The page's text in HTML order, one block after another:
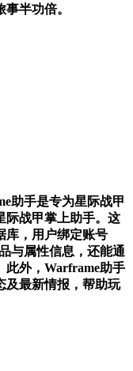
半功倍。
助手是专为星际战甲
际战甲掌上助手。这
库，用户绑定账号
与属性信息，还能通
此外，Warframe助手
及最新情报，帮助玩